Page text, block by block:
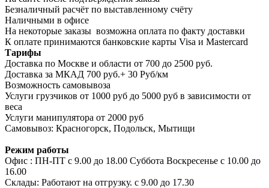
Безналичный расчёт по выставленному счёту
Наличными в офисе
На некоторые заказы возможна оплата по факту доставки
К оплате принимаются банковские карты Visa и Masterсard
Тарифы
Доставка по Москве и области от 700 до 2500 руб.
Доставка за МКАД 700 руб.+ 30 Руб/км
Возможность самовывоза
Услуги грузчиков от 1000 руб до 5000 руб в зависимости от
веса
Услуги манипулятора от 2000 руб
Самовывоз: Красногорск, Подольск, Мытищи
Режим работы
Офис : ПН-ПТ с 9.00 до 18.00 Суббота Воскресенье с 10.00 до
16.00
Склады: Работают на отгрузку. с 9.00 до 17.30